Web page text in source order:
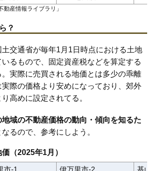
動産情報ライブラリ 」
？
交通省が毎年1月1日時点における土地
るもので、固定資産税などを算定する
実際に売買される地価とは多少の乖離
際の価格より安めになっており、郊外
高めに設定されてる。
地域の不動産価格の動向・傾向を知るた
なるので、参考にしよう。
（2025年1月）
市-1 伊万里市-2 基